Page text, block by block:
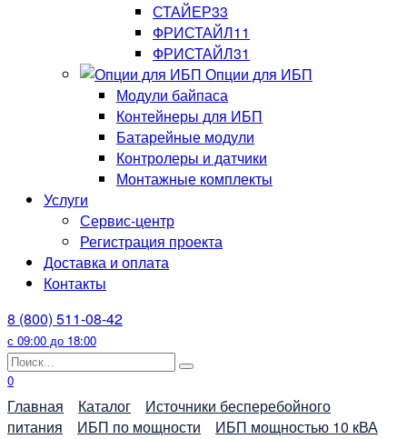
СТАЙЕР33
ФРИСТАЙЛ11
ФРИСТАЙЛ31
Опции для ИБП
Модули байпаса
Контейнеры для ИБП
Батарейные модули
Контролеры и датчики
Монтажные комплекты
Услуги
Сервис-центр
Регистрация проекта
Доставка и оплата
Контакты
8 (800) 511-08-42
с 09:00 до 18:00
Search
for:
0
Главная Каталог
Источники бесперебойного
питания
ИБП по мощности ИБП мощностью 10 кВА